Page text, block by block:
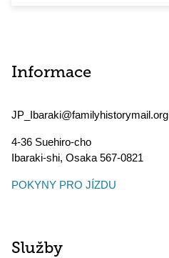
Informace
JP_Ibaraki@familyhistorymail.org
4-36 Suehiro-cho
Ibaraki-shi, Osaka 567-0821
POKYNY PRO JÍZDU
Služby